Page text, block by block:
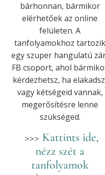
bárhonnan, bármikor
elérhetőek az online
felületen. A
tanfolyamokhoz tartozik
egy szuper hangulatú
FB csoport, ahol
kérdezhetsz, ha
vagy kétségeid vannak,
megerősítésre lenne
szükséged.
>>> Kattints ide,
nézz szét a
tanfolyamok